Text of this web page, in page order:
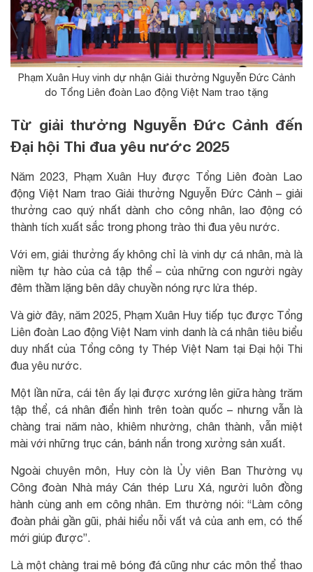
Phạm Xuân Huy vinh dự nhận Giải thưởng Nguyễn Đức Cảnh
do Tổng Liên đoàn Lao động Việt Nam trao tặng
Từ giải thưởng Nguyễn Đức Cảnh đến
Đại hội Thi đua yêu nước 2025
Năm 2023, Phạm Xuân Huy được Tổng Liên đoàn Lao
động Việt Nam trao Giải thưởng Nguyễn Đức Cảnh – giải
thưởng cao quý nhất dành cho công nhân, lao động có
thành tích xuất sắc trong phong trào thi đua yêu nước.
Với em, giải thưởng ấy không chỉ là vinh dự cá nhân, mà là
niềm tự hào của cả tập thể – của những con người ngày
đêm thầm lặng bên dây chuyền nóng rực lửa thép.
Và giờ đây, năm 2025, Phạm Xuân Huy tiếp tục được Tổng
Liên đoàn Lao động Việt Nam vinh danh là cá nhân tiêu biểu
duy nhất của Tổng công ty Thép Việt Nam tại Đại hội Thi
đua yêu nước.
Một lần nữa, cái tên ấy lại được xướng lên giữa hàng trăm
tập thể, cá nhân điển hình trên toàn quốc – nhưng vẫn là
chàng trai năm nào, khiêm nhường, chân thành, vẫn miệt
mài với những trục cán, bánh nắn trong xưởng sản xuất.
Ngoài chuyên môn, Huy còn là Ủy viên Ban Thường vụ
Công đoàn Nhà máy Cán thép Lưu Xá, người luôn đồng
hành cùng anh em công nhân. Em thường nói: “Làm công
đoàn phải gần gũi, phải hiểu nỗi vất vả của anh em, có thế
mới giúp được”.
Là một chàng trai mê bóng đá cũng như các môn thể thao